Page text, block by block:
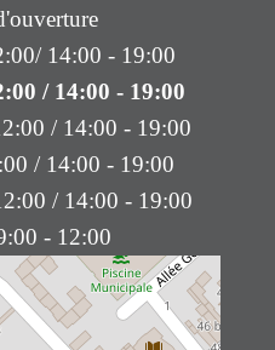
14:00 - 19:00
/ 14:00 - 19:00
/ 14:00 - 19:00
/ 14:00 - 19:00
/ 14:00 - 19:00
- 12:00